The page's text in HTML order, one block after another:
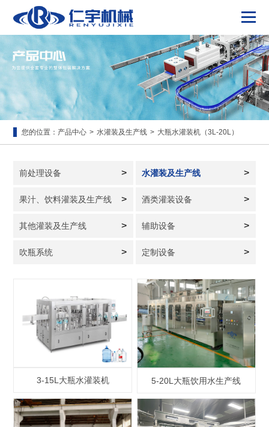
您的位置： 产品中心 > 水灌装及生产线 > 大瓶水灌装机（3L-20L）
前处理设备 > 水灌装及生产线 >
果汁、饮料灌装及生产线 > 酒类灌装设备 >
其他灌装及生产线 > 辅助设备 >
吹瓶系统 > 定制设备 >
3-15L大瓶水灌装机 5-20L大瓶饮用水生产线